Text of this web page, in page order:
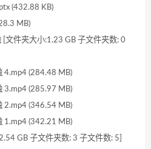
(432.88 KB)
MB)
件夹大小:1.23 GB 子文件夹数: 0
(284.48 MB)
(285.97 MB)
(346.54 MB)
(342.21 MB)
GB 子文件夹数: 3 子文件数: 5]